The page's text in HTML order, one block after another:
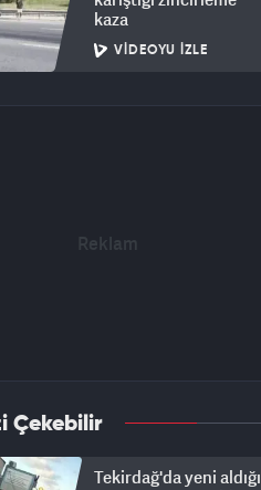
kaza
VIDEOYU İZLE
Çekebilir
Tekirdağ'da yeni aldığı